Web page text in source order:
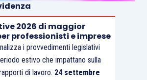
2026 di maggior
professionisti e imprese
i provvedimenti legislativi
estivo che impattano sulla
di lavoro. 24 settembre